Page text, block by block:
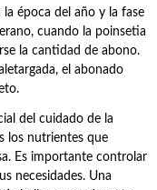
época del año y la fase
cuando la poinsetia
la cantidad de abono.
el abonado
del cuidado de la
los nutrientes que
Es importante controlar
necesidades. Una